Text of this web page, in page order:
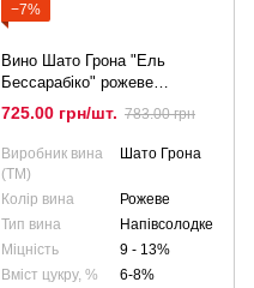
−7%
Вино Шато Грона "Ель
Бессарабіко" рожеве
напівсолодке, 10л
725.00 грн/шт. 783.00 грн
Виробник вина
(ТМ)
Шато Грона
Колір вина
Рожеве
Тип вина
Напівсолодке
Міцність
9 - 13%
Вміст цукру, %
6-8%